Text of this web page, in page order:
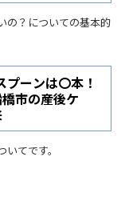
の？についての基本的
プーンは〇本！
橋市の産後ケ
てです。